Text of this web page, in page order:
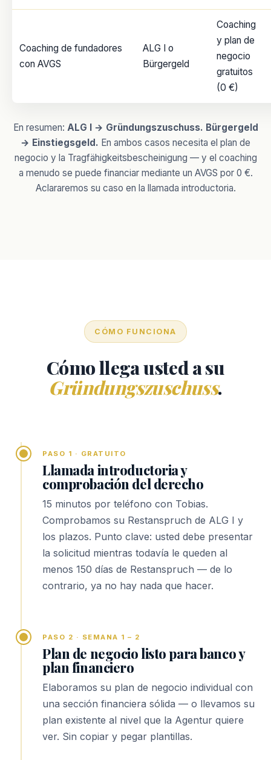
Coaching de fundadores
con AVGS
ALG I o
Bürgergeld
Coaching
y plan de
negocio
gratuitos
(0 €)
En resumen: ALG I → Gründungszuschuss. Bürgergeld
→ Einstiegsgeld. En ambos casos necesita el plan de
negocio y la Tragfähigkeitsbescheinigung — y el coaching
a menudo se puede financiar mediante un AVGS por 0 €.
Aclararemos su caso en la llamada introductoria.
CÓMO FUNCIONA
Cómo llega usted a su
Gründungszuschuss.
PASO 1 · GRATUITO
Llamada introductoria y
comprobación del derecho
15 minutos por teléfono con Tobias.
Comprobamos su Restanspruch de ALG I y
los plazos. Punto clave: usted debe presentar
la solicitud mientras todavía le queden al
menos 150 días de Restanspruch — de lo
contrario, ya no hay nada que hacer.
PASO 2 · SEMANA 1 – 2
Plan de negocio listo para banco y
plan financiero
Elaboramos su plan de negocio individual con
una sección financiera sólida — o llevamos su
plan existente al nivel que la Agentur quiere
ver. Sin copiar y pegar plantillas.